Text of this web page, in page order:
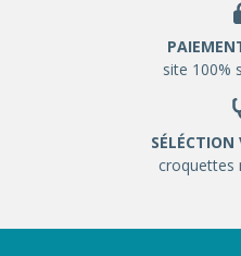
site 100%
SÉLÉCTION
croquettes